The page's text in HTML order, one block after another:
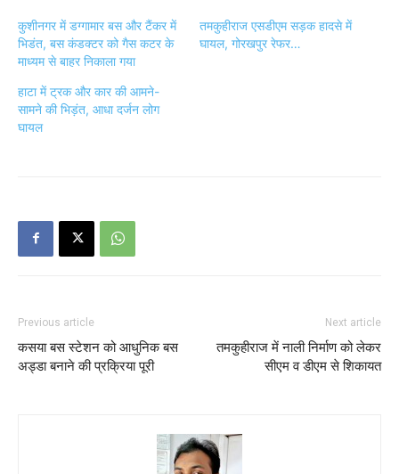
कुशीनगर में डग्गामार बस और टैंकर में
भिडंत, बस कंडक्टर को गैस कटर के
माध्यम से बाहर निकाला गया
तमकुहीराज एसडीएम सड़क हादसे में
घायल, गोरखपुर रेफर…
हाटा में ट्रक और कार की आमने-
सामने की भिड़ंत, आधा दर्जन लोग
घायल
Previous article
कसया बस स्टेशन को आधुनिक बस
अड्डा बनाने की प्रक्रिया पूरी
Next article
तमकुहीराज में नाली निर्माण को लेकर
सीएम व डीएम से शिकायत